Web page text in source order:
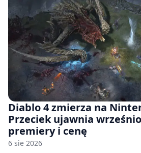
Diablo 4 zmierza na
Przeciek ujawnia
premiery i cenę
6 sie 2026